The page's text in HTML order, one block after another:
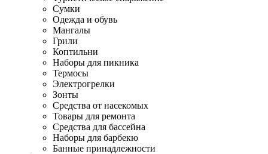
Сумки
Одежда и обувь
Мангалы
Грили
Коптильни
Наборы для пикника
Термосы
Электрогрелки
Зонты
Средства от насекомых
Товары для ремонта
Средства для бассейна
Наборы для барбекю
Банные принадлежности